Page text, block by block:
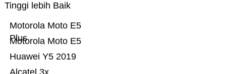
Tinggi lebih Baik
Huawei Y5 2019
Motorola Moto E5
Motorola Moto E5
Plus